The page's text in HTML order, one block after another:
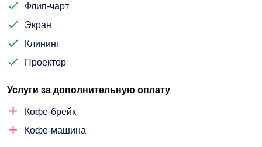
Флип-чарт
Экран
Клининг
Проектор
Услуги за дополнительную оплату
Кофе-брейк
Кофе-машина